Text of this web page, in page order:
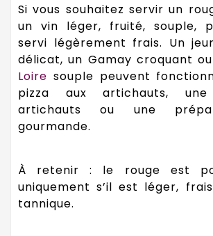
Si vous souhaitez servir un
un vin léger, fruité, souple,
servi légèrement frais. Un
délicat, un Gamay croquant
Loire souple peuvent
pizza aux artichauts,
artichauts ou une
gourmande.
À retenir : le rouge est
uniquement s’il est léger,
tannique.